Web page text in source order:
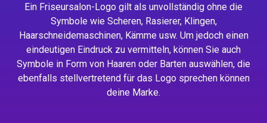
Ein Friseursalon-Logo gilt als unvollständig ohne die
Symbole wie Scheren, Rasierer, Klingen,
Haarschneidemaschinen, Kämme usw. Um jedoch einen
eindeutigen Eindruck zu vermitteln, können Sie auch
Symbole in Form von Haaren oder Barten auswählen, die
ebenfalls stellvertretend für das Logo sprechen können
deine Marke.